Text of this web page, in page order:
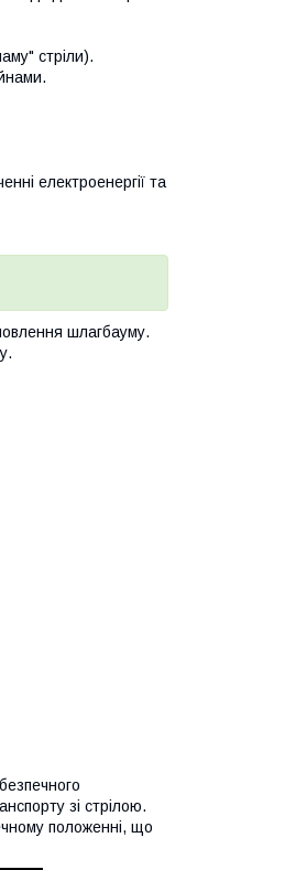
стріли).
електроенергії та
шлагбауму.
зі стрілою.
положенні, що